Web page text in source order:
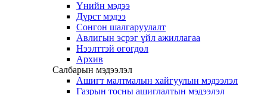
Үнийн мэдээ
Дүрст мэдээ
Сонгон шалгаруулалт
Авлигын эсрэг үйл ажиллагаа
Нээлттэй өгөгдөл
Архив
Салбарын мэдээлэл
Ашигт малтмалын хайгуулын мэдээлэл
Газрын тосны ашиглалтын мэдээлэл